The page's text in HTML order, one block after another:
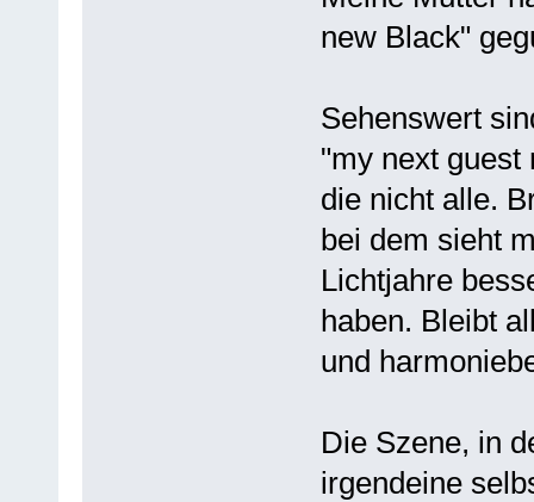
new Black"
Sehenswert
"my next guest
die nicht alle.
bei dem sieht
Lichtjahre
haben. Bleibt
und
Die Szene, in
irgendeine